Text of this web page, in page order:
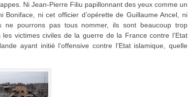
Ni Jean-Pierre Filiu papillonnant des yeux comme un
ni cet officier d’opérette de Guillaume Ancel, ni
ne pourrons pas tous nommer, ils sont beaucoup trop
victimes civiles de la guerre de la France contre l’Etat
ayant initié l’offensive contre l’Etat islamique, quelle